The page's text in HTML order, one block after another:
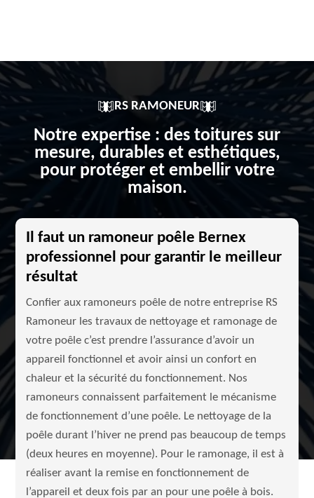
RS RAMONEUR
Notre expertise : des toitures sur
mesure, durables et esthétiques,
pour protéger et embellir votre
maison.
Il faut un ramoneur poêle Bernex
professionnel pour garantir le meilleur
résultat
Confier aux ramoneurs poêle de notre entreprise RS
Ramoneur les travaux de nettoyage et ramonage de
votre poêle c’est prendre l’assurance d’avoir un
appareil fonctionnel et avoir ainsi un confort en
chaleur et la sécurité du fonctionnement. Nos
ramoneurs connaissent parfaitement le mécanisme
de fonctionnement d’une poêle. Le nettoyage de la
poêle durant l’hiver ne prend pas beaucoup de temps
(deux heures en moyenne). Pour le ramonage, il est à
réaliser avant la remise en fonctionnement de
l’appareil et deux fois par an pour une poêle à bois.